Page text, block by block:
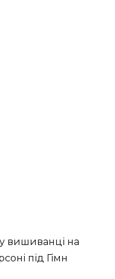
вишиванці на
під Гімн